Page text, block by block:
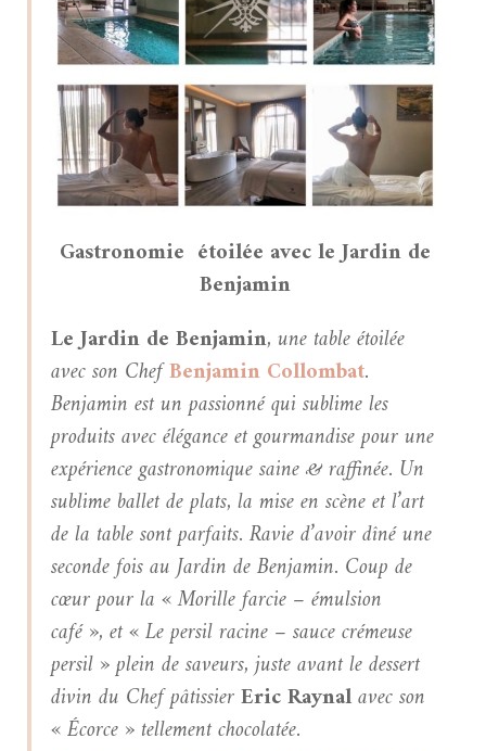
Gastronomie étoilée avec le Jardin de
Benjamin
Le Jardin de Benjamin, une table étoilée
avec son ChefBenjamin Collombat.
Benjamin est un passionné qui sublime les
produits avec élégance et gourmandise pour une
expérience gastronomique saine & raffinée. Un
sublime ballet de plats, la mise en scène et l’art
de la table sont parfaits. Ravie d’avoir dîné une
seconde fois au Jardin de Benjamin. Coup de
cœur pour la « Morille farcie – émulsion
café », et« Le persil racine – sauce crémeuse
persil »plein de saveurs, juste avant le dessert
divin du Chef pâtissierEric Raynalavec son
« Écorce » tellement chocolatée.